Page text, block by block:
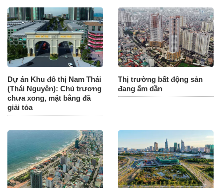
Dự án Khu đô thị Nam Thái
(Thái Nguyên): Chủ trương
chưa xong, mặt bằng đã
giải tỏa
Thị trường bất động sản
đang ấm dần